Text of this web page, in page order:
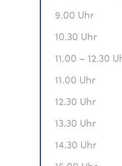
9.00 Uhr
10.30 Uhr
11.00 – 12.30
11.00 Uhr
12.30 Uhr
13.30 Uhr
14.30 Uhr